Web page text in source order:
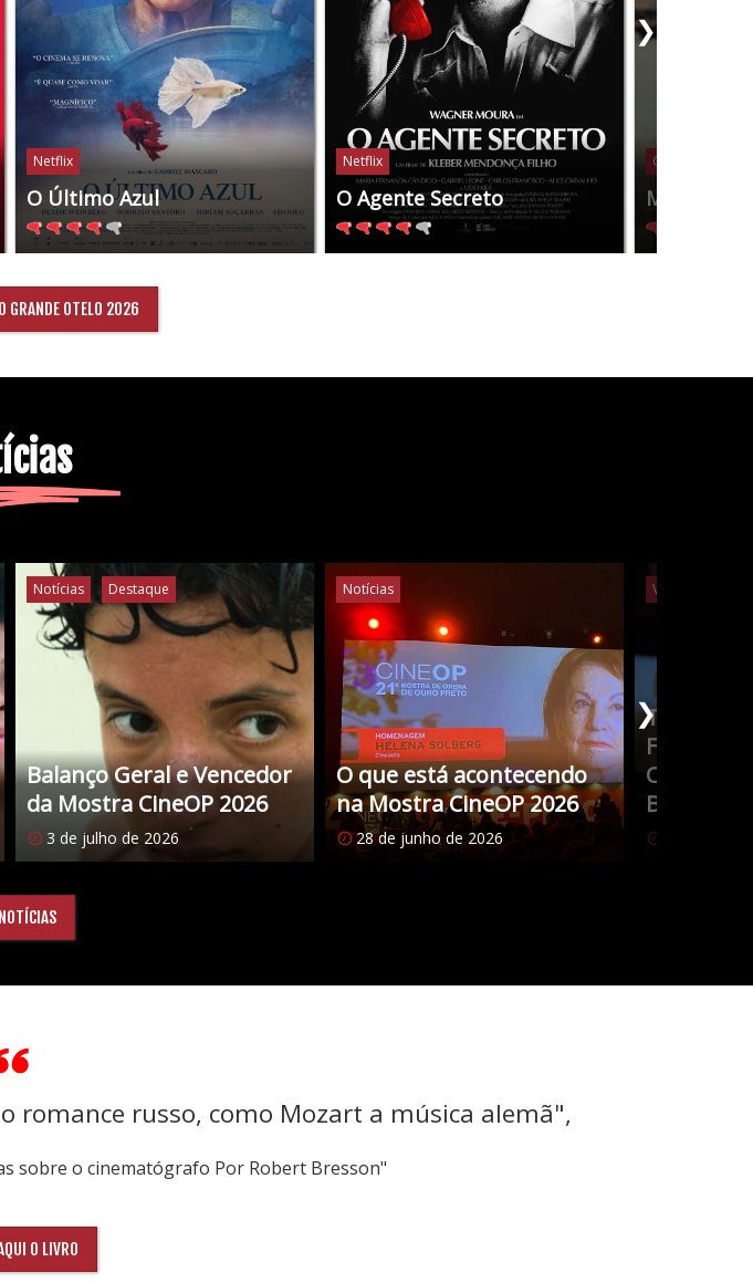
Netflix
O Último Azul
Netflix
O Agente Secreto
Globoplay
Manas
❯
GRANDE OTELO 2026
Notícias Destaque
Balanço Geral e Vencedor
da Mostra CineOP 2026
3 de julho de 2026
Notícias
O que está acontecendo
na Mostra CineOP 2026
28 de junho de 2026
Vídeos
Tudo
Filmes
Cristina
Brasileiro
❯
romance russo, como Mozart a música alemã",
sobre o cinematógrafo Por Robert Bresson"
O LIVRO